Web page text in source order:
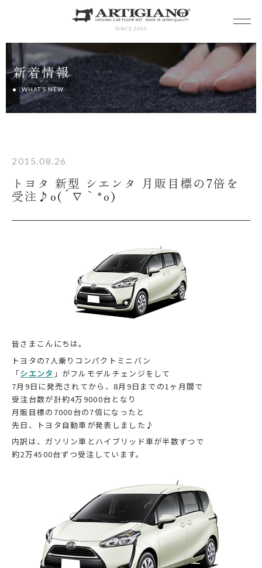
SINCE 2005
新着情報
WHAT’S NEW
2015.08.26
トヨタ 新型 シエンタ 月販目標の7倍を
受注♪o(´∇｀*o)
皆さまこんにちは。
トヨタの7人乗りコンパクトミニバン
「シエンタ 」がフルモデルチェンジをして
7月9日に発売されてから、8月9日までの1ヶ月間で
受注台数が計約4万9000台となり
月販目標の7000台の7倍になったと
先日、トヨタ自動車が発表しました♪
内訳は、ガソリン車とハイブリッド車が半数ずつで
約2万4500台ずつ受注しています。